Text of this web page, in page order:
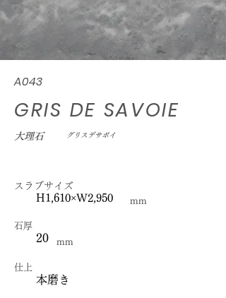
A043
GRIS DE SAVOIE
大理石 グリスデサボイ
スラブサイズ
H1,610×W2,950 mm
石厚
20 mm
仕上
本磨き